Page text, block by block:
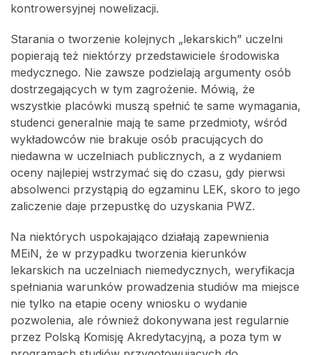
kontrowersyjnej nowelizacji.
Starania o tworzenie kolejnych „lekarskich” uczelni
popierają też niektórzy przedstawiciele środowiska
medycznego. Nie zawsze podzielają argumenty osób
dostrzegających w tym zagrożenie. Mówią, że
wszystkie placówki muszą spełnić te same wymagania,
studenci generalnie mają te same przedmioty, wśród
wykładowców nie brakuje osób pracujących do
niedawna w uczelniach publicznych, a z wydaniem
oceny najlepiej wstrzymać się do czasu, gdy pierwsi
absolwenci przystąpią do egzaminu LEK, skoro to jego
zaliczenie daje przepustkę do uzyskania PWZ.
Na niektórych uspokajająco działają zapewnienia
MEiN, że w przypadku tworzenia kierunków
lekarskich na uczelniach niemedycznych, weryfikacja
spełniania warunków prowadzenia studiów ma miejsce
nie tylko na etapie oceny wniosku o wydanie
pozwolenia, ale również dokonywana jest regularnie
przez Polską Komisję Akredytacyjną, a poza tym w